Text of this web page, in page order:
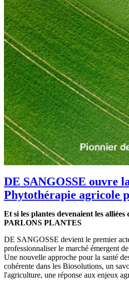
DE SANGOSSE ouvre
Phytothérapie agricole
Et si les plantes devenaient les alliées
PARLONS PLANTES
DE SANGOSSE devient le premier
professionnaliser le marché émergent
Une nouvelle approche pour la santé
cohérente dans les Biosolutions, un
l'agriculture, une réponse aux enjeux